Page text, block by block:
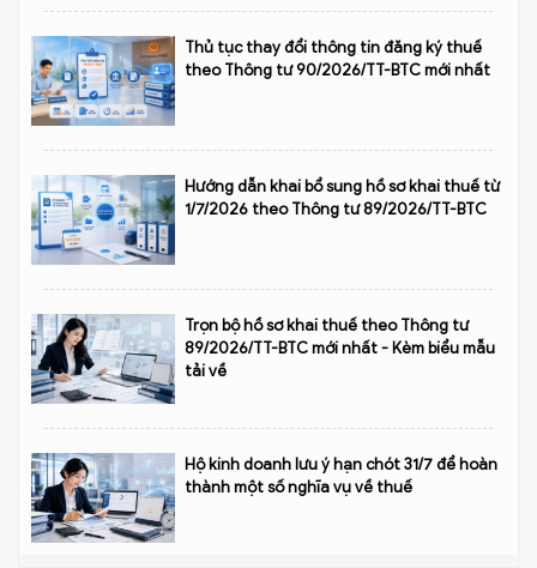
Thủ tục thay đổi thông tin đăng ký thuế
theo Thông tư 90/2026/TT-BTC mới nhất
Hướng dẫn khai bổ sung hồ sơ khai thuế từ
1/7/2026 theo Thông tư 89/2026/TT-BTC
Trọn bộ hồ sơ khai thuế theo Thông tư
89/2026/TT-BTC mới nhất - Kèm biểu mẫu
tải về
Hộ kinh doanh lưu ý hạn chót 31/7 để hoàn
thành một số nghĩa vụ về thuế